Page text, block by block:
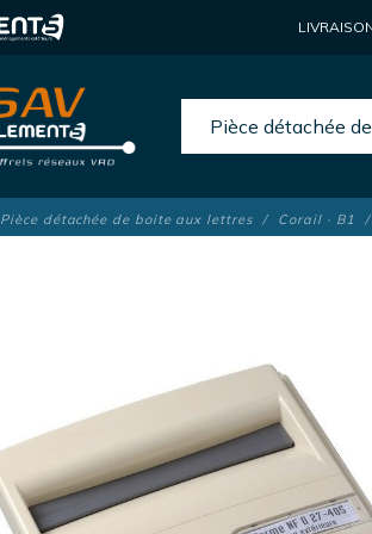
Pièce détachée
Pièce détachée de boite aux lettres Corail · B1